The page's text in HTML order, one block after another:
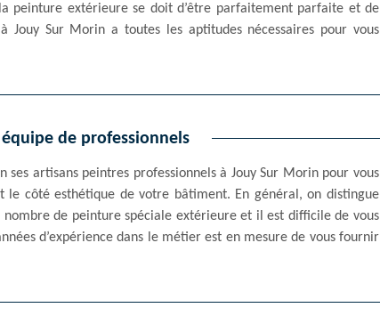
peinture extérieure se doit d’être parfaitement parfaite et de
Jouy Sur Morin a toutes les aptitudes nécessaires pour vous
de professionnels
artisans peintres professionnels à Jouy Sur Morin pour vous
côté esthétique de votre bâtiment. En général, on distingue
de peinture spéciale extérieure et il est difficile de vous
d’expérience dans le métier est en mesure de vous fournir